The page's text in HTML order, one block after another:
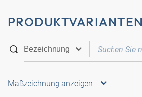
PRODUKTVARIANTEN
Maßzeichnung anzeigen